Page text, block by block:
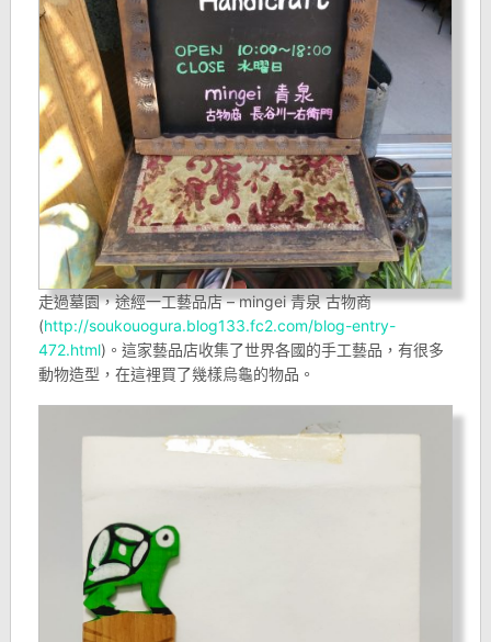
走過墓園，途經一工藝品店 – mingei 青泉 古物商
(http://soukouogura.blog133.fc2.com/blog-entry-
472.html)。這家藝品店收集了世界各國的手工藝品，有很多
動物造型，在這裡買了幾樣烏龜的物品。